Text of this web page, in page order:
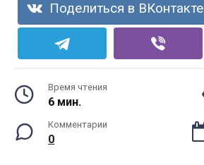
Поделиться в ВКонтакте
Время чтения
6 мин.
Комментарии
0